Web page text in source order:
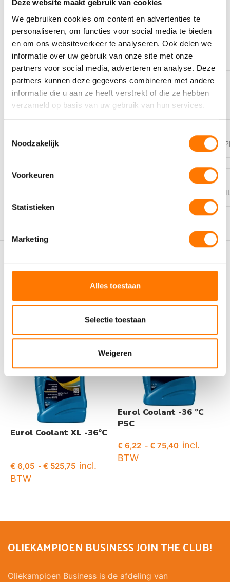
Deze website maakt gebruik van cookies
We gebruiken cookies om content en advertenties te
personaliseren, om functies voor social media te bieden
en om ons websiteverkeer te analyseren. Ook delen we
informatie over uw gebruik van onze site met onze
partners voor social media, adverteren en analyse. Deze
partners kunnen deze gegevens combineren met andere
informatie die u aan ze heeft verstrekt of die ze hebben
verzameld op basis van uw gebruik van hun services.
Noodzakelijk
Voorkeuren
Statistieken
Marketing
Alles toestaan
Selectie toestaan
Weigeren
OMSCHRIJVING Coolant
PERFORMANCE LEVEL VW TL-774 J (G13)
PI-BLADEN https://eurol.com/product_img/PI/
https://eurol.com/product_img/SDS/
Gerelateerde producten
Eurol Coolant XL -36°C
€ 6,05 - € 525,75 incl.
BTW
Eurol Coolant -36 °C
PSC
€ 6,22 - € 75,40 incl.
BTW
OLIEKAMPIOEN BUSINESS JOIN THE CLUB!
Oliekampioen Business is de afdeling van